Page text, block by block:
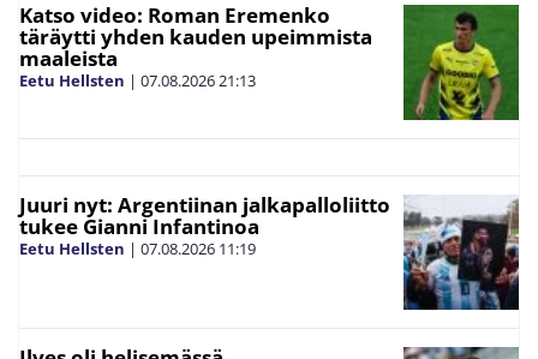
Katso video: Roman Eremenko
täräytti yhden kauden upeimmista
maaleista
Eetu Hellsten | 07.08.202621:13
Juuri nyt: Argentiinan jalkapalloliitto
tukee Gianni Infantinoa
Eetu Hellsten | 07.08.2026 11:19